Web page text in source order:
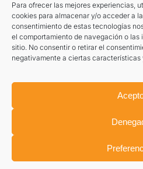
Para ofrecer las mejores experiencias,
cookies para almacenar y/o acceder a
consentimiento de estas tecnologías
el comportamiento de navegación o
sitio. No consentir o retirar el
negativamente a ciertas características
He leído y acepto elaviso legaly
TE